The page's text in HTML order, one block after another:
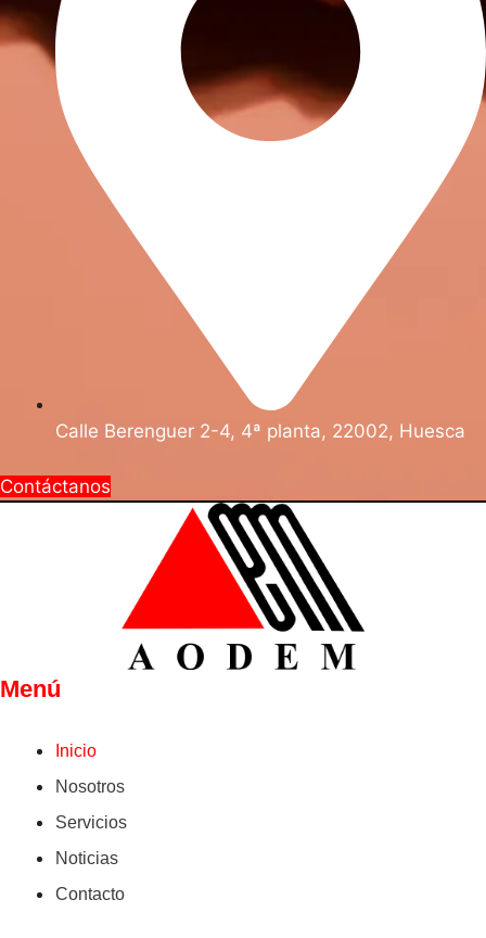
Calle Berenguer 2-4, 4ª planta, 22002, Huesca
Contáctanos
Menú
Inicio
Nosotros
Servicios
Noticias
Contacto